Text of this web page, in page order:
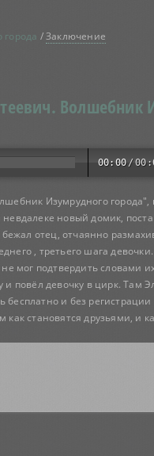
/Заключение
Волшебник
00:00 /
Изумрудного
новый домик,
бежал отец, отчаянно
, третьего шага
не мог подтвердить
и повёл девочку в цирк.
бесплатно и без
становятся друзьями, и